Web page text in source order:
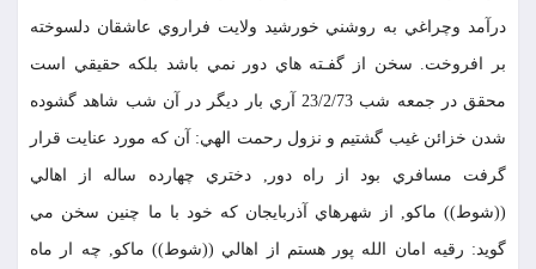
درآمد وچراغي به روشني خورشيد ولايت فراروي عاشقان دلسوخته
بر افروخت. سخن از گفـته هاي دور نمي باشد بلكه حقيقي است
محقق در جمعه شب 23/2/73 آري بار ديگر در آن شب شاهد گشوده
شدن خزائن غيب گشتيم و نزول رحمت الهي: آن كه مورد عنايت قرار
گرفت مسافري بود از راه دور, دختري چهارده ساله از اهالي
((شوط)) ماكو, از شهرهاي آذربايجان كه خود با ما چنين سخن مي
گويد: رقيه امان الله پور هستم از اهالي ((شوط)) ماكو, چه ار ماه